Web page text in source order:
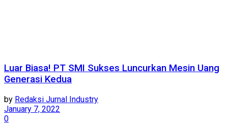
Luar Biasa! PT SMI Sukses Luncurkan Mesin Uang
Generasi Kedua
by Redaksi Jurnal Industry
January 7, 2022
0